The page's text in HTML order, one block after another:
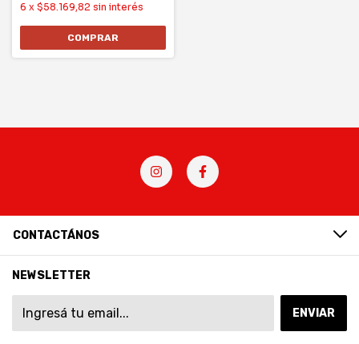
6 x $58.169,82 sin interés
CONTACTÁNOS
NEWSLETTER